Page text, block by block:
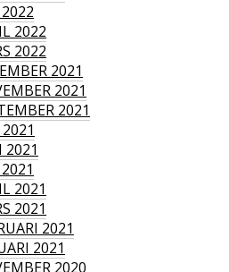
2022
2022
2021
2021
2021
2021
2021
2021
2021
2021
2020